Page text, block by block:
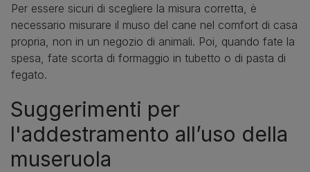
Per essere sicuri di scegliere la misura corretta, è
necessario misurare il muso del cane nel comfort di casa
propria, non in un negozio di animali. Poi, quando fate la
spesa, fate scorta di formaggio in tubetto o di pasta di
fegato.
Suggerimenti per
l'addestramento all’uso della
museruola